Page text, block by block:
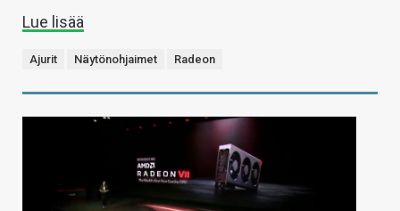
Lue lisää
Ajurit Näytönohjaimet Radeon